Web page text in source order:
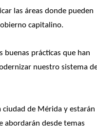
las áreas donde pueden
capitalino.
buenas prácticas que han
nuestro sistema
ciudad de Mérida y estarán
abordarán desde temas